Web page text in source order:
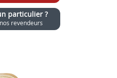
particulier ?
revendeurs